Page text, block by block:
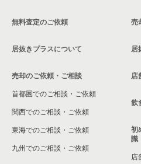
中野区の飲食店の居抜き売却物件
無料査定のご依頼
居抜きプラスについて
売却のご依頼・ご相談
首都圏でのご相談・ご依頼
関西でのご相談・ご依頼
東海でのご相談・ご依頼
九州でのご相談・ご依頼
売
居
店
飲
初
識
店